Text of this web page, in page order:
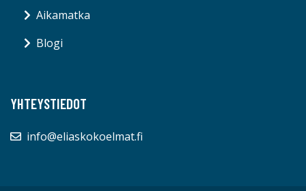
Aikamatka
Blogi
YHTEYSTIEDOT
info@eliaskokoelmat.fi